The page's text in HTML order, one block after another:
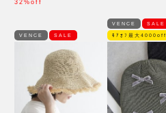
32%off
VENCE SALE
VENCE SALE
ﾓｱｵﾌ最大4000off